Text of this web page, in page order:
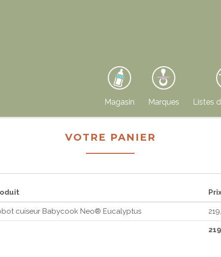
Magasin Marques Listes
VOTRE PANIER
cuiseur Babycook Neo® Eucalyptus